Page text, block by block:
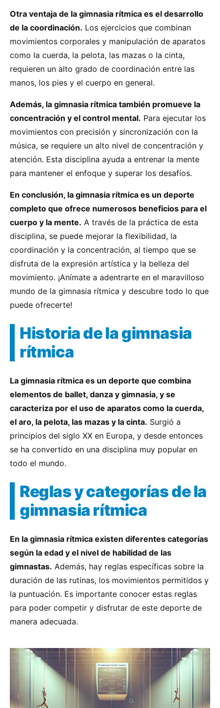
Otra ventaja de la gimnasia rítmica es el desarrollo
de la coordinación. Los ejercicios que combinan
movimientos corporales y manipulación de aparatos
como la cuerda, la pelota, las mazas o la cinta,
requieren un alto grado de coordinación entre las
manos, los pies y el cuerpo en general.
Además, la gimnasia rítmica también promueve la
concentración y el control mental. Para ejecutar los
movimientos con precisión y sincronización con la
música, se requiere un alto nivel de concentración y
atención. Esta disciplina ayuda a entrenar la mente
para mantener el enfoque y superar los desafíos.
En conclusión, la gimnasia rítmica es un deporte
completo que ofrece numerosos beneficios para el
cuerpo y la mente. A través de la práctica de esta
disciplina, se puede mejorar la flexibilidad, la
coordinación y la concentración, al tiempo que se
disfruta de la expresión artística y la belleza del
movimiento. ¡Anímate a adentrarte en el maravilloso
mundo de la gimnasia rítmica y descubre todo lo que
puede ofrecerte!
Historia de la gimnasia
rítmica
La gimnasia rítmica es un deporte que combina
elementos de ballet, danza y gimnasia, y se
caracteriza por el uso de aparatos como la cuerda,
el aro, la pelota, las mazas y la cinta. Surgió a
principios del siglo XX en Europa, y desde entonces
se ha convertido en una disciplina muy popular en
todo el mundo.
Reglas y categorías de la
gimnasia rítmica
En la gimnasia rítmica existen diferentes categorías
según la edad y el nivel de habilidad de las
gimnastas. Además, hay reglas específicas sobre la
duración de las rutinas, los movimientos permitidos y
la puntuación. Es importante conocer estas reglas
para poder competir y disfrutar de este deporte de
manera adecuada.